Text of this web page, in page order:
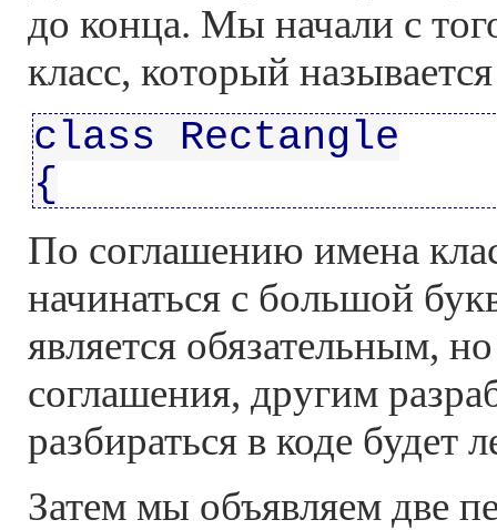
до конца. Мы начали с
класс, который
class Rectangle
{
По соглашению имена
начинаться с большой
является обязательным,
соглашения, другим
разбираться в коде будет
Затем мы объявляем две